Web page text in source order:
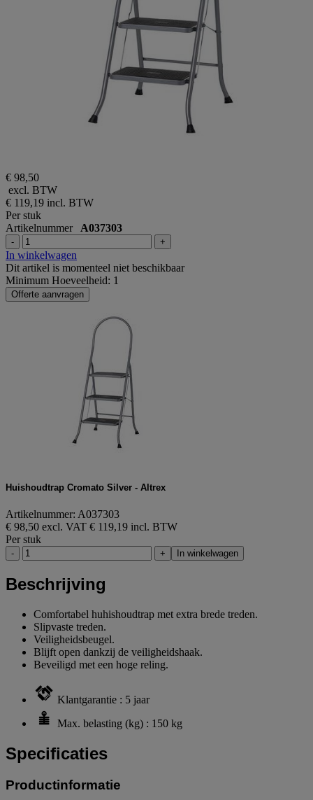
€ 98,50
excl. BTW
€ 119,19 incl. BTW
Per stuk
Artikelnummer A037303
- +
In winkelwagen
Dit artikel is momenteel niet beschikbaar
Minimum Hoeveelheid: 1
Offerte aanvragen
Huishoudtrap Cromato Silver - Altrex
Artikelnummer: A037303
€ 98,50 excl. VAT € 119,19 incl. BTW
Per stuk
- + In winkelwagen
Beschrijving
Comfortabel huhishoudtrap met extra brede treden.
Slipvaste treden.
Veiligheidsbeugel.
Blijft open dankzij de veiligheidshaak.
Beveiligd met een hoge reling.
Klantgarantie : 5 jaar
Max. belasting (kg) : 150 kg
Specificaties
Productinformatie